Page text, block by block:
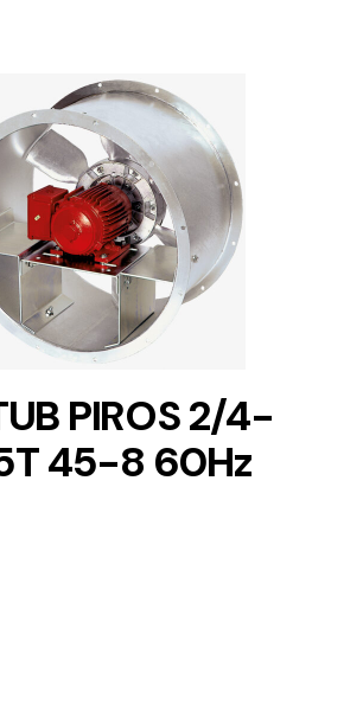
DETAILS
PIROS 2/4-
45-8 60Hz